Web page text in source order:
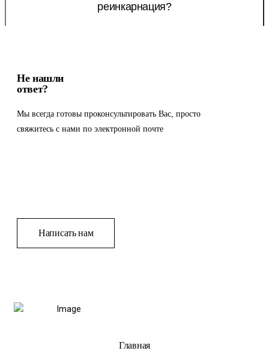
реинкарнация?
Не нашли
ответ?
Мы всегда готовы проконсультировать Вас, просто
свяжитесь с нами по электронной почте
Написать нам
Главная